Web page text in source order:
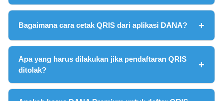
Bagaimana cara cetak QRIS dari aplikasi DANA?
Apa yang harus dilakukan jika pendaftaran QRIS
ditolak?